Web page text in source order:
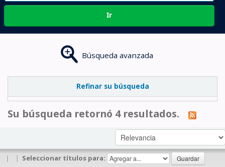
Ir
Búsqueda avanzada
Refinar su búsqueda
Su búsqueda retornó 4 resultados.
| | Seleccionar títulos para: